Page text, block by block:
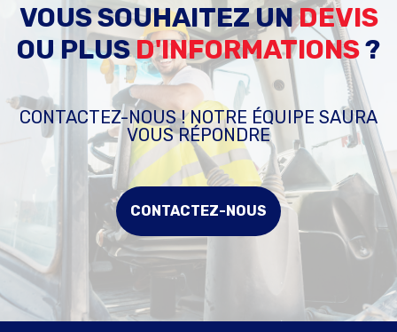
VOUS SOUHAITEZ UNDEVIS
OU PLUSD'INFORMATIONS?
CONTACTEZ-NOUS ! NOTRE ÉQUIPE SAURA
VOUS RÉPONDRE
CONTACTEZ-NOUS